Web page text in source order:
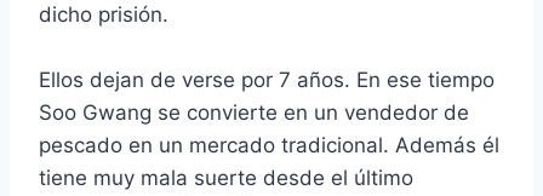
dicho prisión.
Ellos dejan de verse por 7 años. En ese tiempo
Soo Gwang se convierte en un vendedor de
pescado en un mercado tradicional. Además él
tiene muy mala suerte desde el último